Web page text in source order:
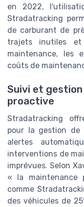
en 2022,
Stradatracking
de carburant de
trajets inutiles
maintenance, les
coûts de
Suivi et
proactive
Stradatracking
pour la gestion
alertes
interventions de
imprévues. Selon
« la maintenance
comme
des véhicules de